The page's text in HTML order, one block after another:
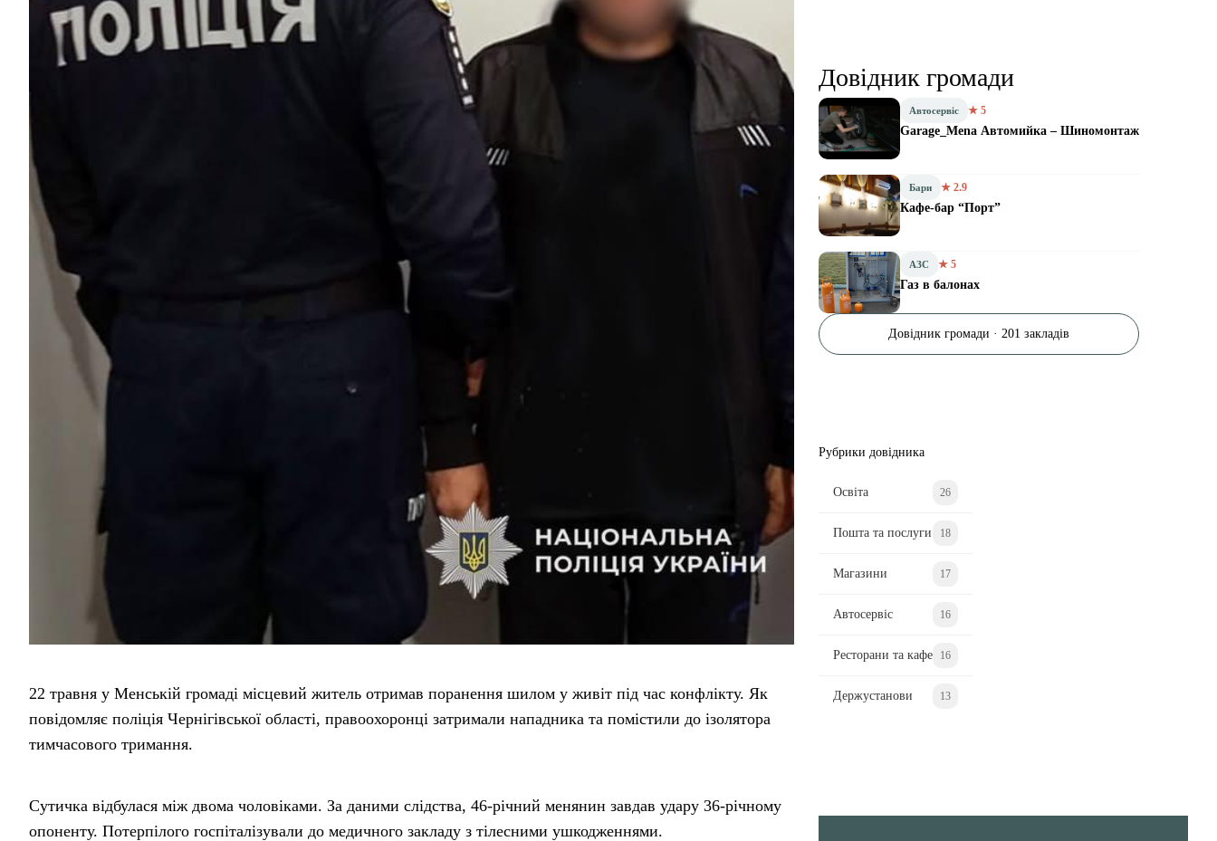
22 травня у Менській громаді місцевий житель отримав поранення шилом у живіт під час конфлікту. Як
повідомляє поліція Чернігівської області, правоохоронці затримали нападника та помістили до ізолятора
тимчасового тримання.
Сутичка відбулася між двома чоловіками. За даними слідства, 46-річний менянин завдав удару 36-річному
опоненту. Потерпілого госпіталізували до медичного закладу з тілесними ушкодженнями.
Довідник громади
Автосервіс ★ 5
Garage_Mena Автомийка – Шиномонтаж
Бари ★ 2.9
Кафе-бар “Порт”
АЗС ★ 5
Газ в балонах
Довідник громади · 201 закладів
Рубрики довідника
Освіта 26
Пошта та послуги 18
Магазини 17
Автосервіс 16
Ресторани та кафе 16
Держустанови 13